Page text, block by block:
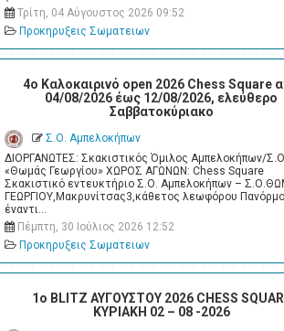
Τρίτη, 04 Αύγουστος 2026 09:52
Προκηρυξεις Σωματειων
4o Καλοκαιρινό open 2026 Chess Square
04/08/2026 έως 12/08/2026, ελεύθερο
Σαββατοκύριακο
Σ.Ο. Αμπελοκήπων
ΔΙΟΡΓΑΝΩΤΕΣ: Σκακιστικός Όμιλος Αμπελοκήπων/Σ.Ο.
«Θωμάς Γεωργίου» ΧΩΡΟΣ ΑΓΩΝΩΝ: Chess Square
Σκακιστικό εντευκτήριο Σ.Ο. Αμπελοκήπων –
ΓΕΩΡΓΙΟΥ,Μακρυνίτσας3,κάθετος λεωφόρου
έναντι…
Πέμπτη, 30 Ιούλιος 2026 12:52
Προκηρυξεις Σωματειων
1ο BLITZ ΑΥΓΟΥΣΤΟΥ 2026 CHESS
ΚΥΡΙΑΚΗ 02 – 08 -2026